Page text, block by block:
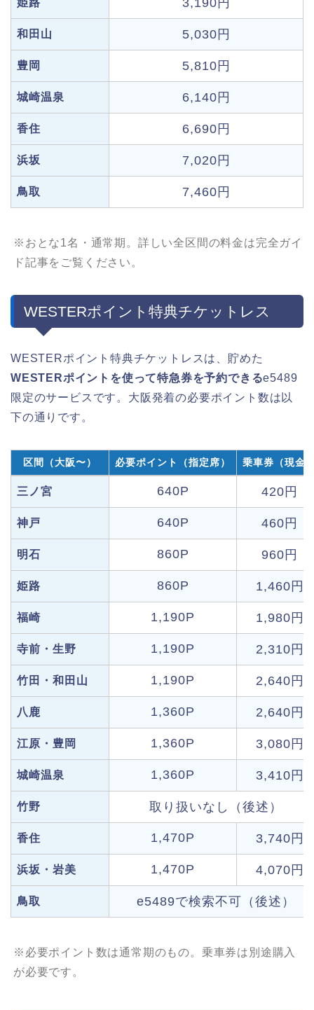
姫路 3,190円
和田山 5,030円
豊岡 5,810円
城崎温泉 6,140円
香住 6,690円
浜坂 7,020円
鳥取 7,460円
※おとな1名・通常期。詳しい全区間の料金は完全ガイ
ド記事をご覧ください。
WESTERポイント特典チケットレス
WESTERポイント特典チケットレスは、貯めた
WESTERポイントを使って特急券を予約できるe5489
限定のサービスです。大阪発着の必要ポイント数は以
下の通りです。
区間（大阪〜） 必要ポイント（指定席） 乗車券（現金
三ノ宮 640P 420円
神戸 640P 460円
明石 860P 960円
姫路 860P 1,460円
福崎 1,190P 1,980円
寺前・生野 1,190P 2,310円
竹田・和田山 1,190P 2,640円
八鹿 1,360P 2,640円
江原・豊岡 1,360P 3,080円
城崎温泉 1,360P 3,410円
竹野 取り扱いなし（後述）
香住 1,470P 3,740円
浜坂・岩美 1,470P 4,070円
鳥取 e5489で検索不可（後述）
※必要ポイント数は通常期のもの。乗車券は別途購入
が必要です。